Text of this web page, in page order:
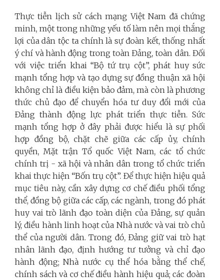
Thực tiễn lịch sử cách mạng Việt Nam đã chứng
minh, một trong những yếu tố làm nên mọi thắng
lợi của dân tộc ta chính là sự đoàn kết, thống nhất
ý chí và hành động trong toàn Đảng, toàn dân. Đối
với việc triển khai “Bộ tứ trụ cột”, phát huy sức
mạnh tổng hợp và tạo dựng sự đồng thuận xã hội
không chỉ là điều kiện bảo đảm, mà còn là phương
thức chủ đạo để chuyển hóa tư duy đổi mới của
Đảng thành động lực phát triển thực tiễn. Sức
mạnh tổng hợp ở đây phải được hiểu là sự phối
hợp đồng bộ, chặt chẽ giữa các cấp ủy, chính
quyền, Mặt trận Tổ quốc Việt Nam, các tổ chức
chính trị - xã hội và nhân dân trong tổ chức triển
khai thực hiện “Bốn trụ cột”. Để thực hiện hiệu quả
mục tiêu này, cần xây dựng cơ chế điều phối tổng
thể, đồng bộ giữa các cấp, các ngành, trong đó phát
huy vai trò lãnh đạo toàn diện của Đảng, sự quản
lý, điều hành linh hoạt của Nhà nước và vai trò chủ
thể của người dân. Trong đó, Đảng giữ vai trò hạt
nhân lãnh đạo, định hướng tư tưởng và chỉ đạo
hành động; Nhà nước cụ thể hóa bằng thể chế,
chính sách và cơ chế điều hành hiệu quả; các đoàn